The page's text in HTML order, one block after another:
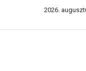
2026.